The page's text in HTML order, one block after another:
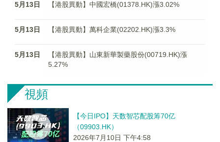
5月13日 【港股異動】中國宏橋(01378.HK)漲3.02%
5月13日 【港股異動】萬科企業(02202.HK)漲3.3%
5月13日
【港股異動】山東新華製藥股份(00719.HK)漲
5.27%
視頻
【今日IPO】天数智芯配股筹70亿
（09903.HK）
2026年7月10日 下午4:58